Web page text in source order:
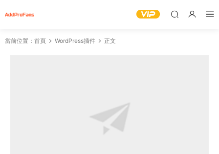
當前位置： 首頁 WordPress插件 正文